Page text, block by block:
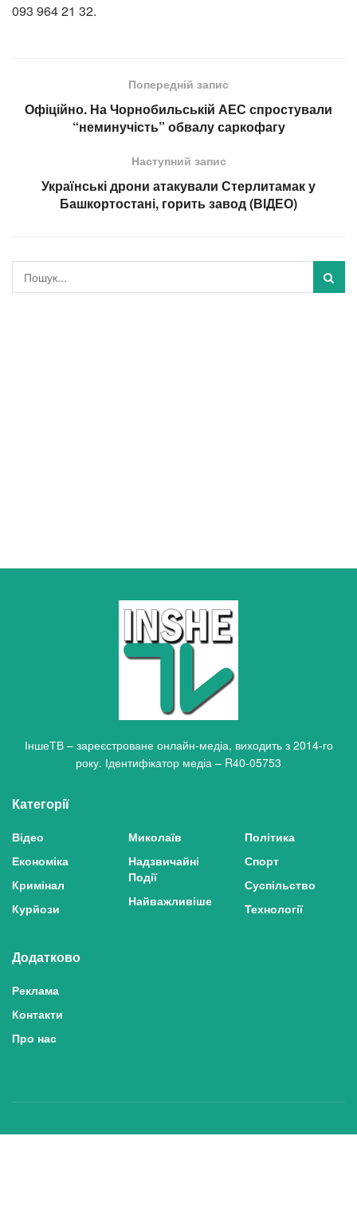
093 964 21 32.
Попередній запис
Офіційно. На Чорнобильській АЕС спростували
“неминучість” обвалу саркофагу
Наступний запис
Українські дрони атакували Стерлитамак у
Башкортостані, горить завод (ВІДЕО)
ІншеТВ – зареєстроване онлайн-медіа, виходить з 2014-го
року. Ідентифікатор медіа – R40-05753
Категорії
Відео
Економіка
Кримінал
Курйози
Миколаїв
Надзвичайні
Події
Найважливіше
Політика
Спорт
Суспільство
Технології
Додатково
Реклама
Контакти
Про нас
Політика конфіденційності та захисту персональних даних